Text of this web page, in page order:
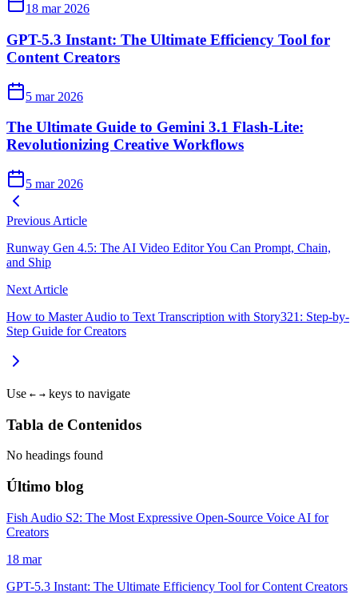
18 mar 2026
GPT-5.3 Instant: The Ultimate Efficiency Tool for
Content Creators
5 mar 2026
The Ultimate Guide to Gemini 3.1 Flash-Lite:
Revolutionizing Creative Workflows
5 mar 2026
Previous Article
Runway Gen 4.5: The AI Video Editor You Can Prompt, Chain,
and Ship
Next Article
How to Master Audio to Text Transcription with Story321: Step-by-
Step Guide for Creators
Use ← → keys to navigate
Tabla de Contenidos
No headings found
Último blog
Fish Audio S2: The Most Expressive Open-Source Voice AI for
Creators
18 mar
GPT-5.3 Instant: The Ultimate Efficiency Tool for Content Creators